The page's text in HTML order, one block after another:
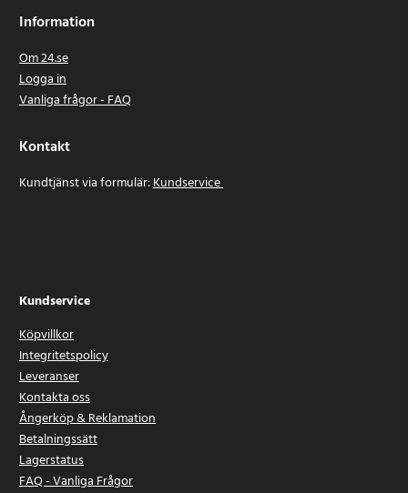
Information
Om 24.se
Logga in
Vanliga frågor - FAQ
Kontakt
Kundtjänst via formulär:Kundservice
Kundservice
Köpvillkor
Integritetspolicy
Leveranser
Kontakta oss
Ångerköp & Reklamation
Betalningssätt
Lagerstatus
FAQ - Vanliga Frågor